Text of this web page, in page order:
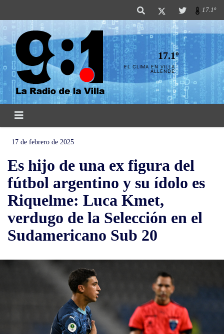
17.1º
17.1º
EL CLIMA EN VILLA
ALLENDE
17 de febrero de 2025
Es hijo de una ex figura del
fútbol argentino y su ídolo es
Riquelme: Luca Kmet,
verdugo de la Selección en el
Sudamericano Sub 20